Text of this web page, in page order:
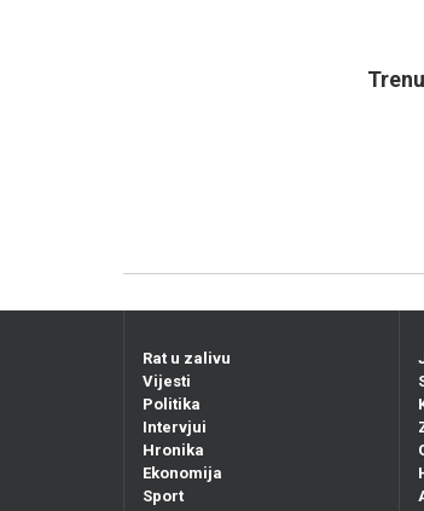
Rat u zalivu
Vijesti
Politika
Intervjui
Hronika
Ekonomija
Sport